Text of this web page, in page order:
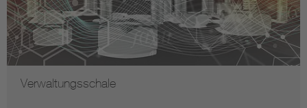
Verwaltungsschale